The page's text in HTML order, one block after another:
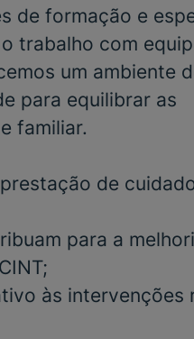
de formação e
trabalho com
um ambiente
para equilibrar as
familiar.
de
para a
às intervenções